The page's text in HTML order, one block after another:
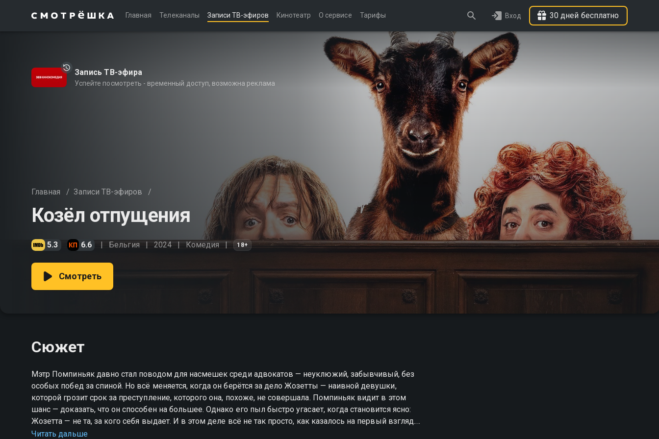
Главная Телеканалы Записи ТВ-эфиров Кинотеатр О сервисе Тарифы Вход 30 дней бесплатно
Запись ТВ-эфира
Успейте посмотреть - временный доступ, возможна реклама
Главная / Записи ТВ-эфиров /
Козёл отпущения
5.3 6.6 Бельгия 2024 Комедия 18+
Смотреть
Сюжет
Мэтр Помпиньяк давно стал поводом для насмешек среди адвокатов — неуклюжий, забывчивый, без
особых побед за спиной. Но всё меняется, когда он берётся за дело Жозетты — наивной девушки,
которой грозит срок за преступление, которого она, похоже, не совершала. Помпиньяк видит в этом
шанс — доказать, что он способен на большее. Однако его пыл быстро угасает, когда становится ясно:
Жозетта — не та, за кого себя выдает. И в этом деле всё не так просто, как казалось на первый взгляд.
«Козёл отпущения» — смотрите онлайн в хорошем качестве.
Читать дальше